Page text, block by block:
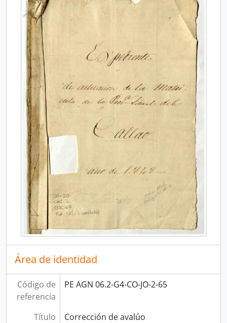
Área de identidad
Código de
referencia
PE AGN 06.2-G4-CO-JO-2-65
Título
Corrección de avalúo